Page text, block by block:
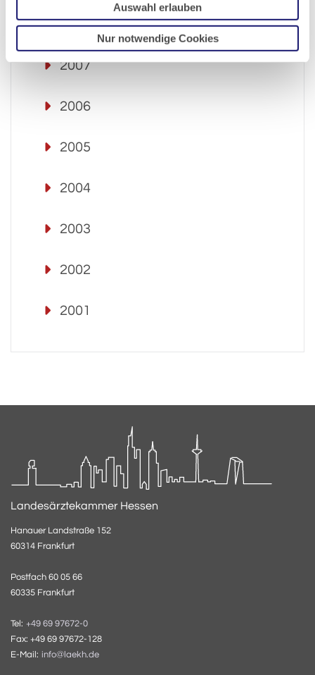
Auswahl erlauben
Nur notwendige Cookies
2008
2007
2006
2005
2004
2003
2002
2001
Landesärztekammer Hessen
Hanauer Landstraße 152
60314 Frankfurt
Postfach 60 05 66
60335 Frankfurt
Tel: +49 69 97672-0
Fax: +49 69 97672-128
E-Mail: info@laekh.de